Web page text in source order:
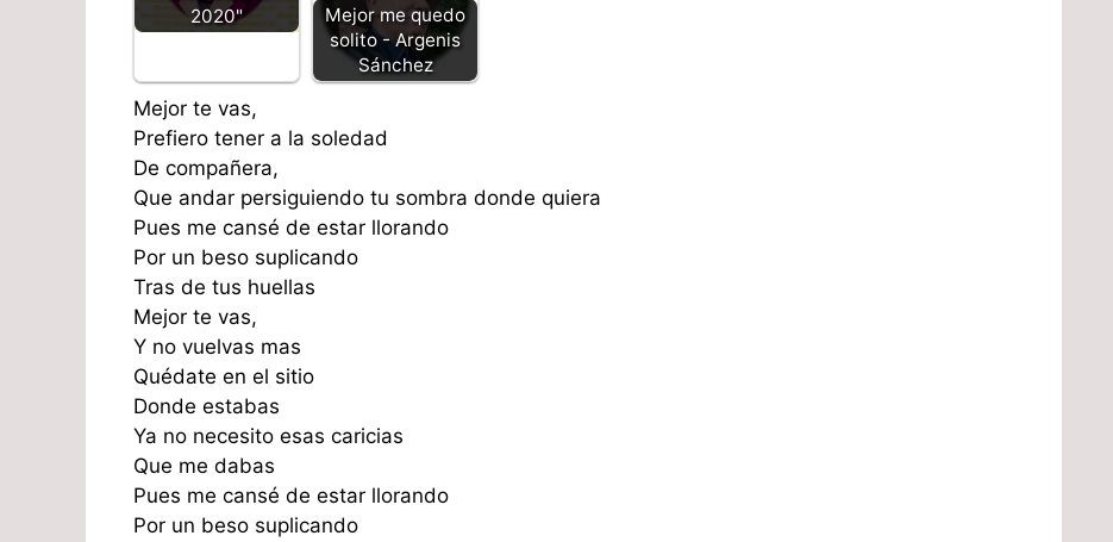
2020"
Mejor me quedo
solito - Argenis
Sánchez
Mejor te vas,
Prefiero tener a la soledad
De compañera,
Que andar persiguiendo tu sombra donde quiera
Pues me cansé de estar llorando
Por un beso suplicando
Tras de tus huellas
Mejor te vas,
Y no vuelvas mas
Quédate en el sitio
Donde estabas
Ya no necesito esas caricias
Que me dabas
Pues me cansé de estar llorando
Por un beso suplicando